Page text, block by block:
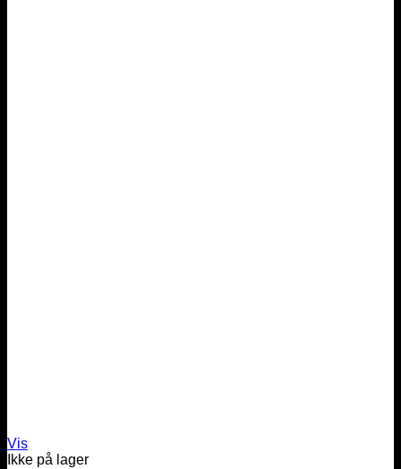
Vis
Ikke på lager